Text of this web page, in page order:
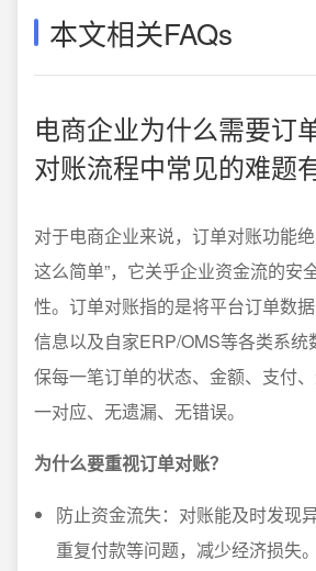
本文相关FAQs
电商企业为什么需要订
对账流程中常见的难题
对于电商企业来说，订单对账功能
这么简单”，它关乎企业资金流的安
性。订单对账指的是将平台订单数
信息以及自家ERP/OMS等各类系统
保每一笔订单的状态、金额、支付
一对应、无遗漏、无错误。
为什么要重视订单对账？
防止资金流失：对账能及时发现
重复付款等问题，减少经济损失。